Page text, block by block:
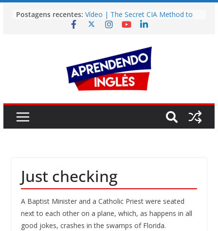
para
Postagens recentes: Vídeo | The Secret CIA Method to
Learn Any Language in 11 Days
Vídeo | Do imaginary friends make
you smarter?
Story | Brasília: The City That Rose
from the Wilderness
Easy English Song | Somewhere
Over the Rainbow (Israel
Just checking
A Baptist Minister and a Catholic Priest were seated
next to each other on a plane, which, as happens in all
good jokes, crashes in the swamps of Florida.